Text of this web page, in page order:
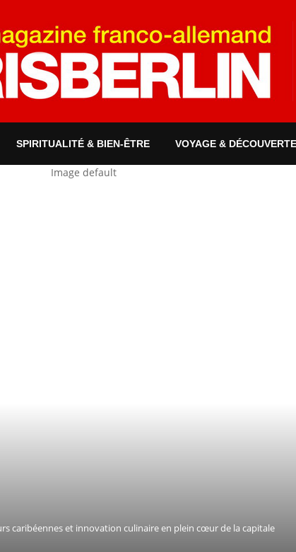
SPIRITUALITÉ & BIEN-ÊTRE VOYAGE &
caribéennes et innovation culinaire en plein cœur de la capitale